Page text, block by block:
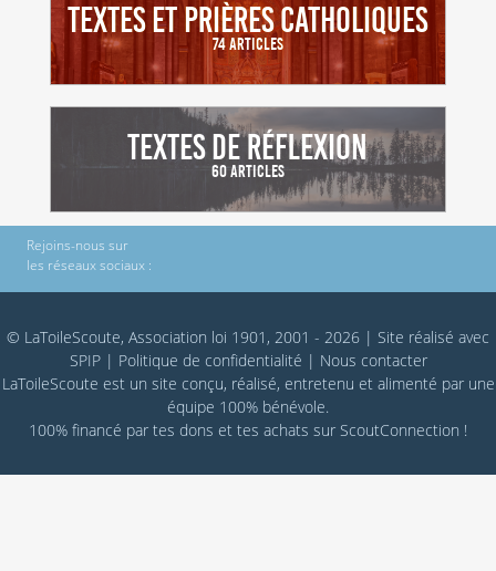
Textes et prières catholiques
74 Articles
Textes de réflexion
60 Articles
Rejoins-nous sur
les réseaux sociaux :
© LaToileScoute, Association loi 1901, 2001 - 2026 | Site réalisé avec
SPIP| Politique de confidentialité | Nous contacter
LaToileScoute est un site conçu, réalisé, entretenu et alimenté par une
équipe 100% bénévole.
100% financé par tes dons et tes achats sur ScoutConnection !